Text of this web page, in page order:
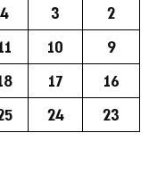
2
3
4
9
10
16
17
23
24